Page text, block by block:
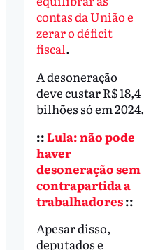
contas da União e
zerar o déficit
fiscal.
A desoneração
deve custar R$ 18,4
bilhões só em 2024.
::Lula: não pode
haver
desoneração sem
contrapartida a
trabalhadores::
Apesar disso,
deputados e